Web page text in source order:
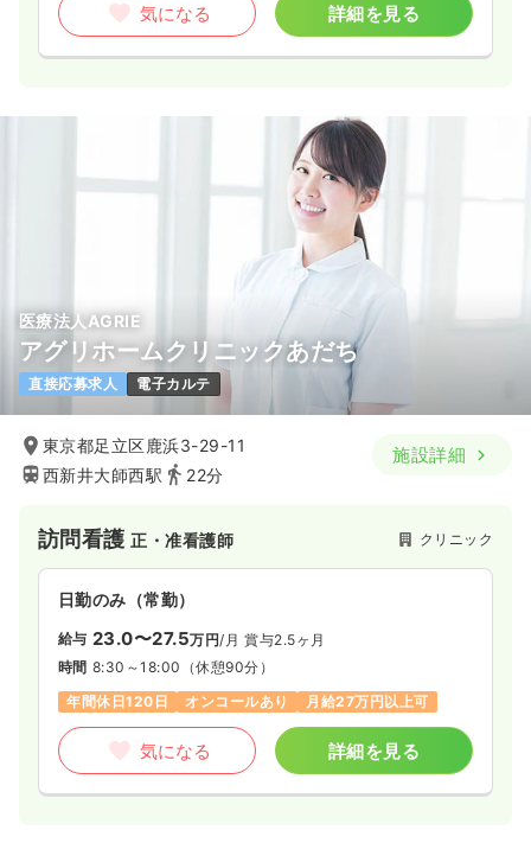
気になる 詳細を見る
医療法人AGRIE
アグリホームクリニックあだち
直接応募求人 電子カルテ
東京都足立区鹿浜3-29-11
西新井大師西駅
22分
施設詳細
訪問看護正・准看護師 クリニック
日勤のみ（常勤）
給与 23.0〜27.5万円/月 賞与2.5ヶ月
時間 8:30～18:00 （休憩90分）
年間休日120日
オンコールあり 月給27万円以上可
気になる 詳細を見る